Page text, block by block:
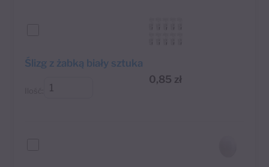
Ślizg z żabką biały sztuka
0,85 zł